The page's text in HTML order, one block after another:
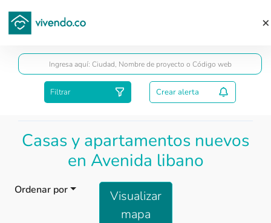
Filtrar Crear alerta
Casas y apartamentos nuevos
en Avenida libano
Ordenar por
Visualizar
mapa